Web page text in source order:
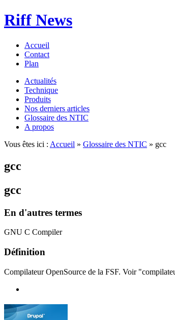
Riff News
Accueil
Contact
Plan
Actualités
Technique
Produits
Nos derniers articles
Glossaire des NTIC
A propos
Vous êtes ici : Accueil » Glossaire des NTIC » gcc
gcc
gcc
En d'autres termes
GNU C Compiler
Définition
Compilateur OpenSource de la FSF. Voir